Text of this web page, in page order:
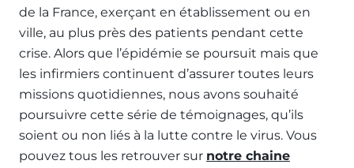
de la France, exerçant en établissement ou en
ville, au plus près des patients pendant cette
crise. Alors que l’épidémie se poursuit mais que
les infirmiers continuent d’assurer toutes leurs
missions quotidiennes, nous avons souhaité
poursuivre cette série de témoignages, qu’ils
soient ou non liés à la lutte contre le virus. Vous
pouvez tous les retrouver sur notre chaine